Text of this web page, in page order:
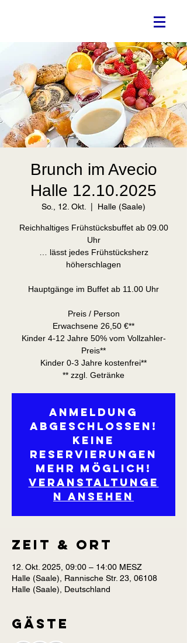
Brunch im Avecio
Halle 12.10.2025
So., 12. Okt. Halle (Saale)
Reichhaltiges Frühstücksbuffet ab 09.00
Uhr
… lässt jedes Frühstücksherz
höherschlagen
Hauptgänge im Buffet ab 11.00 Uhr
Preis / Person
Erwachsene 26,50 €**
Kinder 4-12 Jahre 50% vom Vollzahler-
Preis**
Kinder 0-3 Jahre kostenfrei**
** zzgl. Getränke
Anmeldung
abgeschlossen!
Keine
Reservierungen
mehr möglich!
Veranstaltunge
n ansehen
Zeit & Ort
12. Okt. 2025, 09:00 – 14:00 MESZ
Halle (Saale), Rannische Str. 23, 06108
Halle (Saale), Deutschland
Gäste